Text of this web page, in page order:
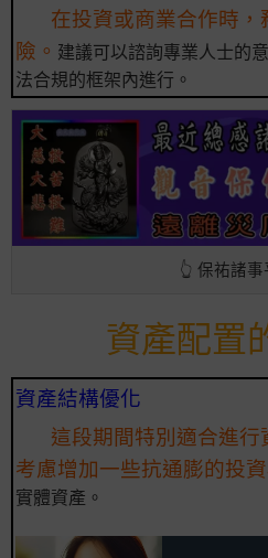
在投資或商業合作時
險。 建議可以諮詢專業人士的
法合規的框架內進行。
👆 保祐諸事
資產配置
資產結構優化
這段期間特別適合進
考慮增加一些抗通膨的投資
實體資產。